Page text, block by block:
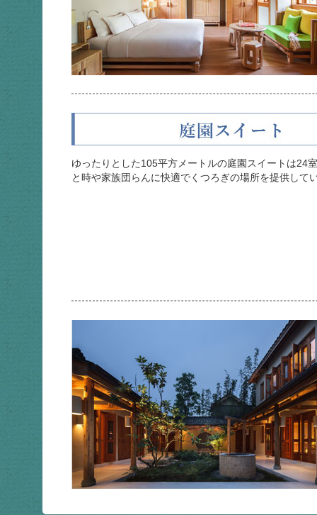
ゆったりとした105平方メートルの庭園スイートは24
と時や家族団らんに快適でくつろぎの場所を提供して